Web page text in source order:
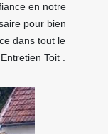
en notre
pour bien
dans tout le
Toit .